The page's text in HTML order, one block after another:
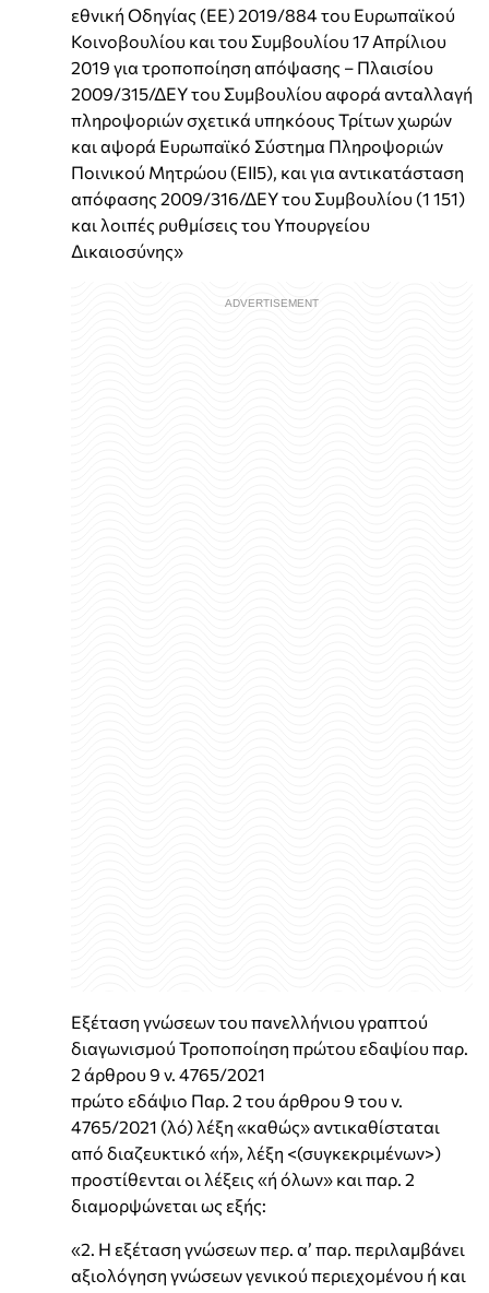
εθνική Οδηγίας (ΕΕ) 2019/884 του Ευρωπαϊκού
Κοινοβουλίου και του Συμβουλίου 17 Απρίλιου
2019 για τροποποίηση απόψασης – Πλαισίου
2009/315/ΔΕΥ του Συμβουλίου αφορά ανταλλαγή
πληροψοριών σχετικά υπηκόους Τρίτων χωρών
και αψορά Ευρωπαϊκό Σύστημα Πληροψοριών
Ποινικού Μητρώου (ΕΙΙ5), και για αντικατάσταση
απόφασης 2009/316/ΔΕΥ του Συμβουλίου (1 151)
και λοιπές ρυθμίσεις του Υπουργείου
Δικαιοσύνης»
Εξέταση γνώσεων του πανελλήνιου γραπτού
διαγωνισμού Τροποποίηση πρώτου εδαψίου παρ.
2 άρθρου 9 ν. 4765/2021
πρώτο εδάψιο Παρ. 2 του άρθρου 9 του ν.
4765/2021 (λό) λέξη «καθώς» αντικαθίσταται
από διαζευκτικό «ή», λέξη <(συγκεκριμένων>)
προστίθενται οι λέξεις «ή όλων» και παρ. 2
διαμορψώνεται ως εξής:
«2. Η εξέταση γνώσεων περ. α’ παρ. περιλαμβάνει
αξιολόγηση γνώσεων γενικού περιεχομένου ή και